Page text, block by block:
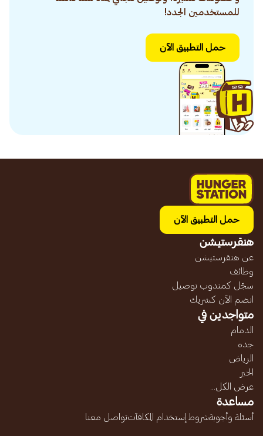
للمستخدمين الجدد!
حمل التطبيق الآن
حمل التطبيق الآن
هنقرستيشن
عن هنقرستيشن
وظائف
سجّل كمندوب توصيل
انضم الآن كشريك
متواجدين في
الدمام
جده
الرياض
الخبر
عرض الكل...
مساعدة
أسئلة وأجوبةشروط إستخدام المكافآتتواصل معنا